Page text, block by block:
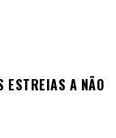
ESTREIAS A NÃO